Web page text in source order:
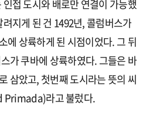
접 도시와 배로만 연결이 가능했
지게 된 건 1492년, 콜럼버스가
에 상륙하게 된 시점이었다. 그 뒤
가 쿠바에 상륙하였다. 그들은 바
삼았고, 첫번째 도시라는 뜻의 씨
Primada)라고 불렀다.